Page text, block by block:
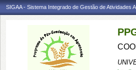
SIGAA - Sistema Integrado de Gestão de Atividades